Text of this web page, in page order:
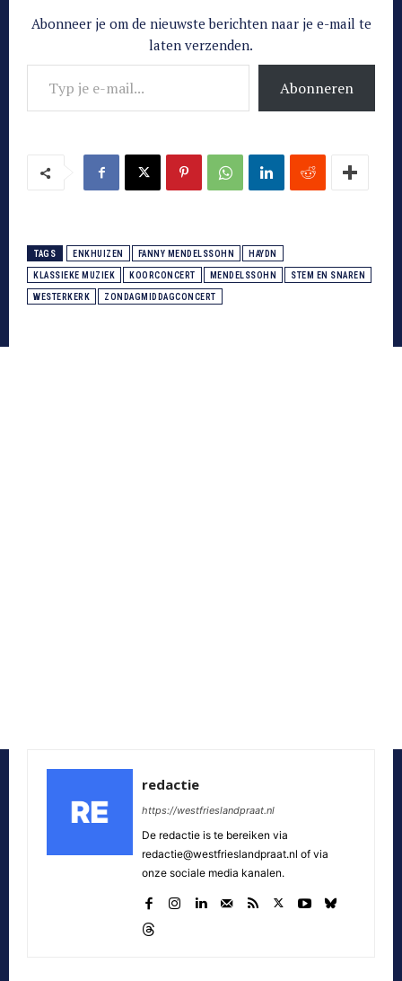
Abonneer je om de nieuwste berichten naar je e-mail te
laten verzenden.
Typ je e-mail...
Abonneren
TAGS ENKHUIZEN FANNY MENDELSSOHN HAYDN
KLASSIEKE MUZIEK KOORCONCERT MENDELSSOHN STEM EN SNAREN
WESTERKERK ZONDAGMIDDAGCONCERT
redactie
https://westfrieslandpraat.nl
De redactie is te bereiken via
redactie@westfrieslandpraat.nl of via
onze sociale media kanalen.